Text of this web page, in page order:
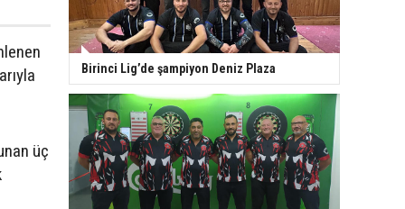
üç
Birinci Lig’de şampiyon Deniz Plaza